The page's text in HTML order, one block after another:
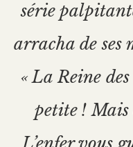
série
arracha de ses
« La Reine
petite ! Mais